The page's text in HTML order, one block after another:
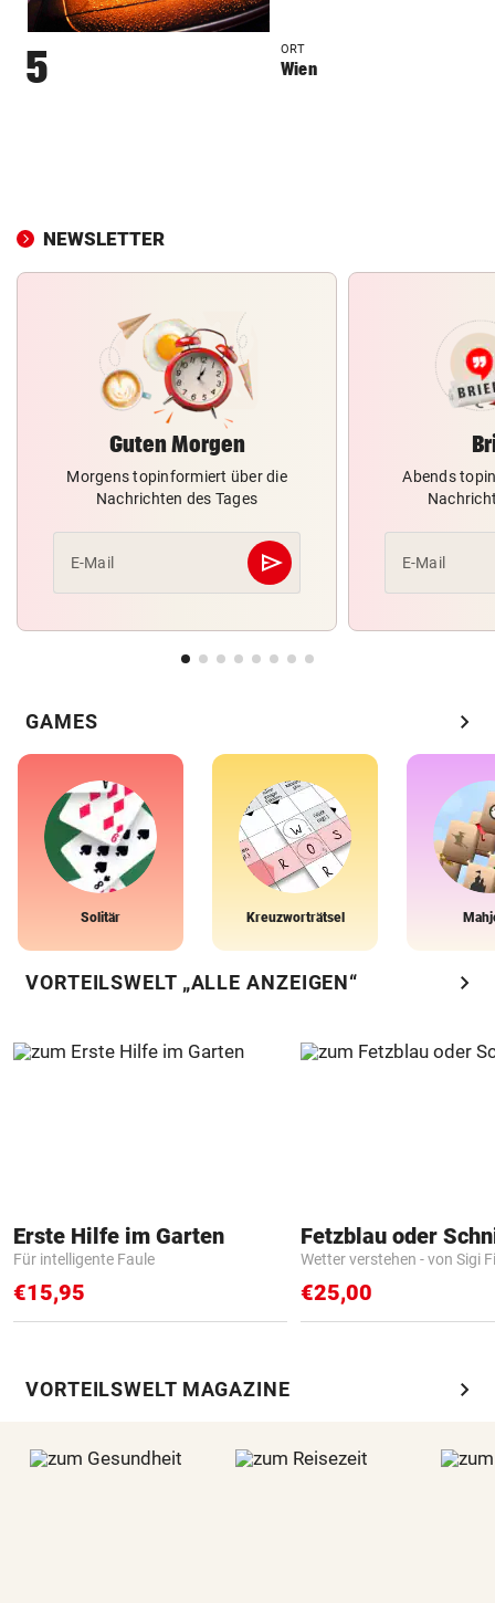
5 ORT
Wien
NEWSLETTER
Guten Morgen
Morgens topinformiert über die
Nachrichten des Tages
E-Mail send
Abschicken
Abends
E-Mail
GAMES chevron_right
Solitär Kreuzworträtsel
VORTEILSWELT „ALLE ANZEIGEN“ chevron_right
Erste Hilfe im Garten
Für intelligente Faule
€15,95
Fetzblau oder
Wetter verstehen - von Sigi
€25,00
VORTEILSWELT MAGAZINE chevron_right